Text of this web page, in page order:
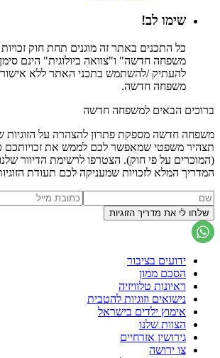
שימו לב!
כל התכנים באתר זה מוגנים תחת חוק זכויות
משפחה חדשה" ו"צוואה ביולוגית" הינם
להעתיק /להשתמש בתכני האתר ללא אישור
משפחה חדשה.
ברוכים הבאים למשפחה חדשה
משפחה חדשה מספקת פתרון להצהרה על הזוגיות
תצהיר משפטי שמאפשר לכם לממש את זכויותכם
(המוכרים על פי חוק). הצטרפו לרשימת הדיוור
המדריך המלא לזכויות שמעניקה לכם תעודת
ידועים בציבור
הסכם ממון
ראיונות טלוויזיה
נישואים וזוגיות להטבית
אימוץ ילדים בישראל
הצוות שלנו
גירושין אזרחיים
צו ירושה